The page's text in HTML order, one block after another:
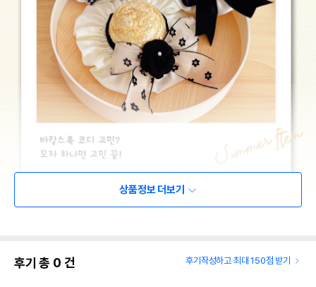
상품정보 더보기
후기 총 0 건 후기작성하고 최대 150점 받기